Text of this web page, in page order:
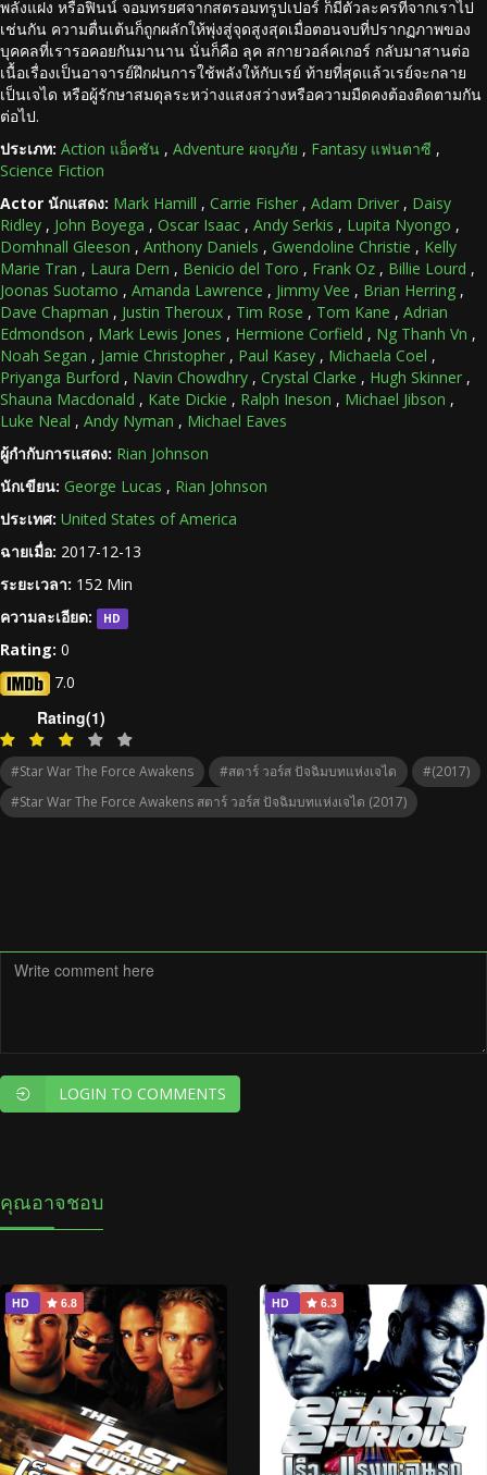
พลังแฝง หรือฟินน์ จอมทรยศจากสตรอมทรูปเปอร์ ก็มีตัวละครที่จากเราไป
เช่นกัน ความตื่นเต้นก็ถูกผลักให้พุ่งสู่จุดสูงสุดเมื่อตอนจบที่ปรากฏภาพของ
บุคคลที่เรารอคอยกันมานาน นั่นก็คือ ลุค สกายวอล์คเกอร์ กลับมาสานต่อ
เนื้อเรื่องเป็นอาจารย์ฝึกฝนการใช้พลังให้กับเรย์ ท้ายที่สุดแล้วเรย์จะกลาย
เป็นเจได หรือผู้รักษาสมดุลระหว่างแสงสว่างหรือความมืดคงต้องติดตามกัน
ต่อไป.
ประเภท: Action แอ็คชัน , Adventure ผจญภัย , Fantasy แฟนตาซี ,
Science Fiction
Actor นักแสดง: Mark Hamill , Carrie Fisher , Adam Driver , Daisy
Ridley , John Boyega , Oscar Isaac , Andy Serkis , Lupita Nyongo ,
Domhnall Gleeson , Anthony Daniels , Gwendoline Christie , Kelly
Marie Tran , Laura Dern , Benicio del Toro , Frank Oz , Billie Lourd ,
Joonas Suotamo , Amanda Lawrence , Jimmy Vee , Brian Herring ,
Dave Chapman , Justin Theroux , Tim Rose , Tom Kane , Adrian
Edmondson , Mark Lewis Jones , Hermione Corfield , Ng Thanh Vn ,
Noah Segan , Jamie Christopher , Paul Kasey , Michaela Coel ,
Priyanga Burford , Navin Chowdhry , Crystal Clarke , Hugh Skinner ,
Shauna Macdonald , Kate Dickie , Ralph Ineson , Michael Jibson ,
Luke Neal , Andy Nyman , Michael Eaves
ผู้กำกับการแสดง: Rian Johnson
นักเขียน: George Lucas , Rian Johnson
ประเทศ: United States of America
ฉายเมื่อ: 2017-12-13
ระยะเวลา: 152 Min
ความละเอียด:
HD
Rating: 0
7.0
Rating(1)
#Star War The Force Awakens #สตาร์ วอร์ส ปัจฉิมบทแห่งเจได
#(2017)
#Star War The Force Awakens สตาร์ วอร์ส ปัจฉิมบทแห่งเจได (2017)
LOGIN TO COMMENTS
คุณอาจชอบ
HD 6.8 HD 6.3